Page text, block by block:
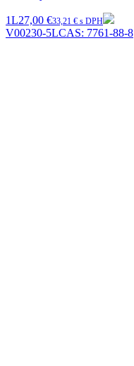
1L27,00 €33,21 € s DPH
V00230-5LCAS: 7761-88-8